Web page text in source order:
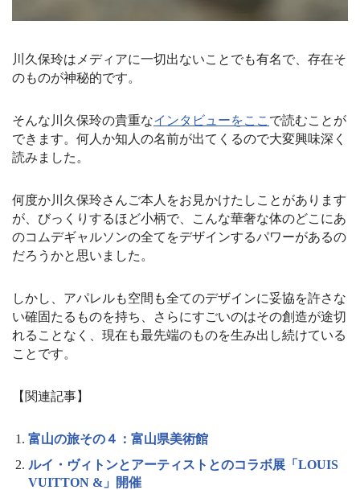
川久保玲はメディアに一切出ないことでも有名で、存在そ
のものが神秘的です。
そんな川久保玲の貴重なインタビューをここ で読むことが
できます。何人か知人の名前が出てくるので大変興味深く
読みました。
何度か川久保玲さんご本人をお見かけたしことがあります
が、びっくりするほど小柄で、こんな華奢な体のどこにあ
のコムデギャルソンの全てをデザインするパワーがあるの
だろうかと思いました。
しかし、アパレルも空間も全てのデザインに妥協を許さな
い確固たるものを持ち、さらにすごいのはその創造が途切
れることなく、現在も最先端のものを生み出し続けている
ことです。
【関連記事】
富山の旅その４：富山県美術館
ルイ・ヴィトンとアーティストとのコラボ展「LOUIS
VUITTON &」開催